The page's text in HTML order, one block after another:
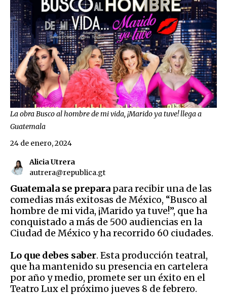
La obra Busco al hombre de mi vida, ¡Marido ya tuve! llega a
Guatemala
Alicia Utrera
autrera@republica.gt
24 de enero, 2024
Guatemala se prepara para recibir una de las
comedias más exitosas de México, “Busco al
hombre de mi vida, ¡Marido ya tuve!”, que ha
conquistado a más de 500 audiencias en la
Ciudad de México y ha recorrido 60 ciudades.
Lo que debes saber. Esta producción teatral,
que ha mantenido su presencia en cartelera
por año y medio, promete ser un éxito en el
Teatro Lux el próximo jueves 8 de febrero.